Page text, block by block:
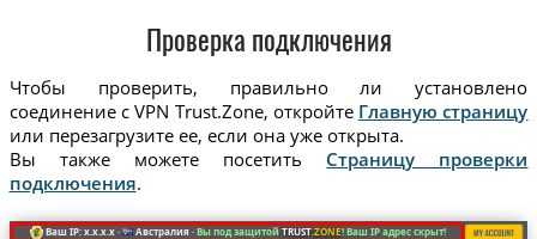
Проверка подключения
Чтобы проверить, правильно ли установлено
соединение с VPN Trust.Zone, откройте Главную страницу
или перезагрузите ее, если она уже открыта.
Вы также можете посетить Страницу проверки
подключения.
Ваш IP: x.x.x.x · Австралия ·Вы под защитойTRUST.ZONE! Ваш IP адрес скрыт!